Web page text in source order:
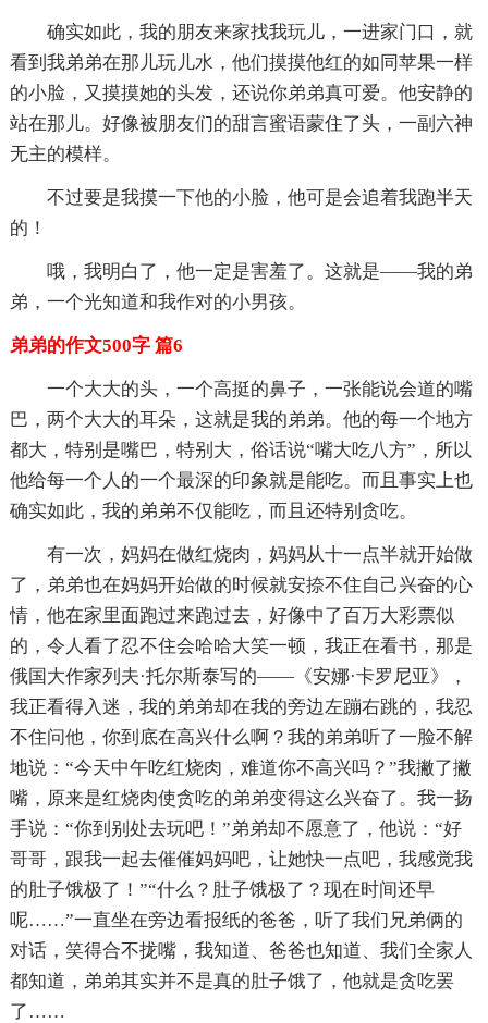
确实如此，我的朋友来家找我玩儿，一进家门口，就
看到我弟弟在那儿玩儿水，他们摸摸他红的如同苹果一样
的小脸，又摸摸她的头发，还说你弟弟真可爱。他安静的
站在那儿。好像被朋友们的甜言蜜语蒙住了头，一副六神
无主的模样。
不过要是我摸一下他的小脸，他可是会追着我跑半天
的！
哦，我明白了，他一定是害羞了。这就是——我的弟
弟，一个光知道和我作对的小男孩。
弟弟的作文500字 篇6
一个大大的头，一个高挺的鼻子，一张能说会道的嘴
巴，两个大大的耳朵，这就是我的弟弟。他的每一个地方
都大，特别是嘴巴，特别大，俗话说“嘴大吃八方”，所以
他给每一个人的一个最深的印象就是能吃。而且事实上也
确实如此，我的弟弟不仅能吃，而且还特别贪吃。
有一次，妈妈在做红烧肉，妈妈从十一点半就开始做
了，弟弟也在妈妈开始做的时候就安捺不住自己兴奋的心
情，他在家里面跑过来跑过去，好像中了百万大彩票似
的，令人看了忍不住会哈哈大笑一顿，我正在看书，那是
俄国大作家列夫·托尔斯泰写的——《安娜·卡罗尼亚》，
我正看得入迷，我的弟弟却在我的旁边左蹦右跳的，我忍
不住问他，你到底在高兴什么啊？我的弟弟听了一脸不解
地说：“今天中午吃红烧肉，难道你不高兴吗？”我撇了撇
嘴，原来是红烧肉使贪吃的弟弟变得这么兴奋了。我一扬
手说：“你到别处去玩吧！”弟弟却不愿意了，他说：“好
哥哥，跟我一起去催催妈妈吧，让她快一点吧，我感觉我
的肚子饿极了！”“什么？肚子饿极了？现在时间还早
呢……”一直坐在旁边看报纸的爸爸，听了我们兄弟俩的
对话，笑得合不拢嘴，我知道、爸爸也知道、我们全家人
都知道，弟弟其实并不是真的肚子饿了，他就是贪吃罢
了……